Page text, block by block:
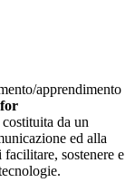
apprendimento
costituita da un
ed alla
sostenere e